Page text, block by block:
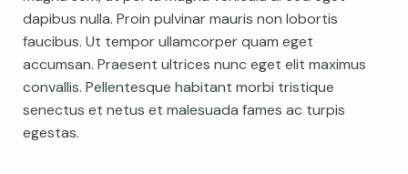
dapibus nulla. Proin pulvinar mauris non lobortis
faucibus. Ut tempor ullamcorper quam eget
accumsan. Praesent ultrices nunc eget elit maximus
convallis. Pellentesque habitant morbi tristique
senectus et netus et malesuada fames ac turpis
egestas.